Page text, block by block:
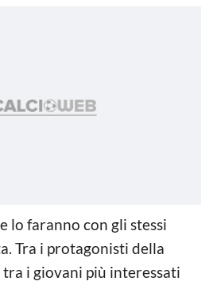
lo faranno con gli stessi
Tra i protagonisti della
tra i giovani più interessati